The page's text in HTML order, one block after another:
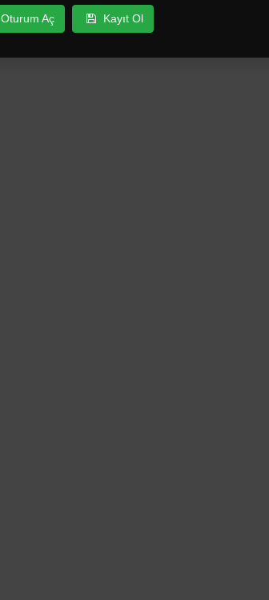
Oturum Aç Kayıt Ol